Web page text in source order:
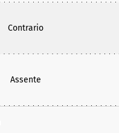
Contrario
Assente